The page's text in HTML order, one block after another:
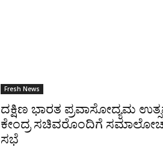
Fresh News
ದಕ್ಷಿಣ ಭಾರತ ಪ್ರವಾಸೋದ್ಯಮ
ಕೇಂದ್ರ ಸಚಿವರೊಂದಿಗೆ
ಸಭೆ